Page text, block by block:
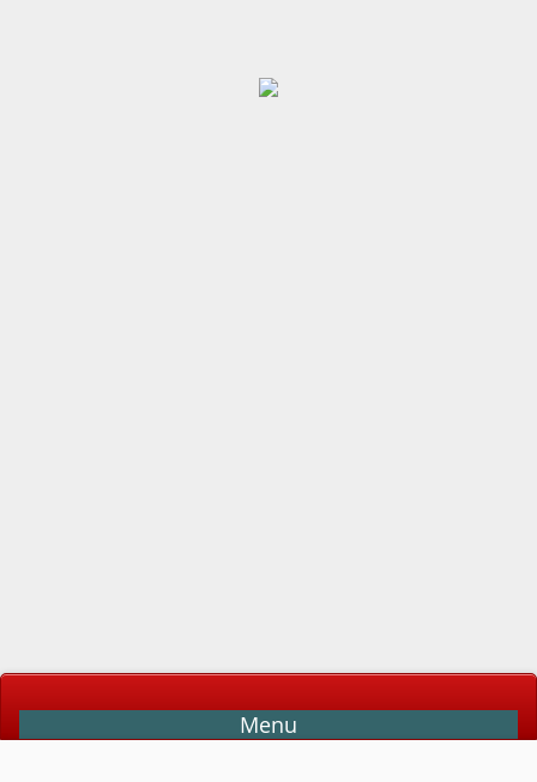
Menu